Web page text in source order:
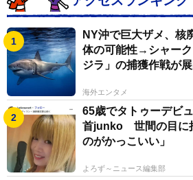
NY沖で巨大ザメ、核
体の可能性→シャー
ジラ」の捕獲作戦が
海外エンタメ
65歳でタトゥーデビ
首junko 世間の目に
のがかっこいい」
よろず～ニュース編集部